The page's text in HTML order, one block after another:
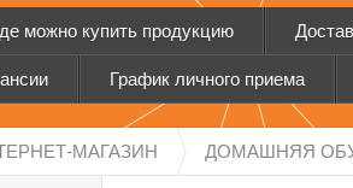
можно купить продукцию
График личного приема
МАГАЗИН ДОМАШНЯЯ